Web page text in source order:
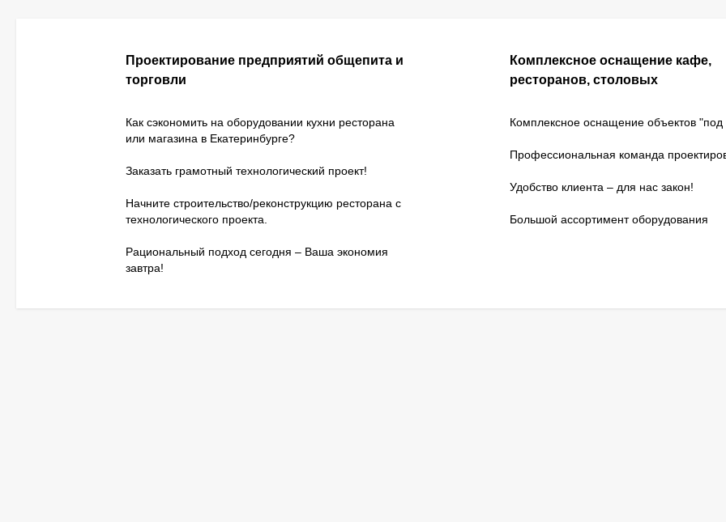
Проектирование предприятий общепита и
торговли
Как сэкономить на оборудовании кухни ресторана
или магазина в Екатеринбурге?
Заказать грамотный технологический проект!
Начните строительство/реконструкцию ресторана с
технологического проекта.
Рациональный подход сегодня – Ваша экономия
завтра!
Комплексное оснащение кафе,
ресторанов, столовых
Комплексное оснащение объектов "под
Профессиональная команда
Удобство клиента – для нас закон!
Большой ассортимент оборудования